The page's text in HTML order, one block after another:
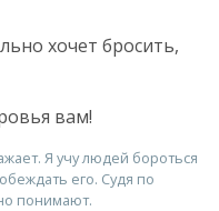
хочет бросить,
вам!
Я учу людей бороться
его. Судя по
понимают.